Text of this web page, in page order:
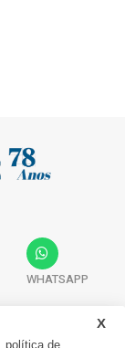
WHATSAPP
política de